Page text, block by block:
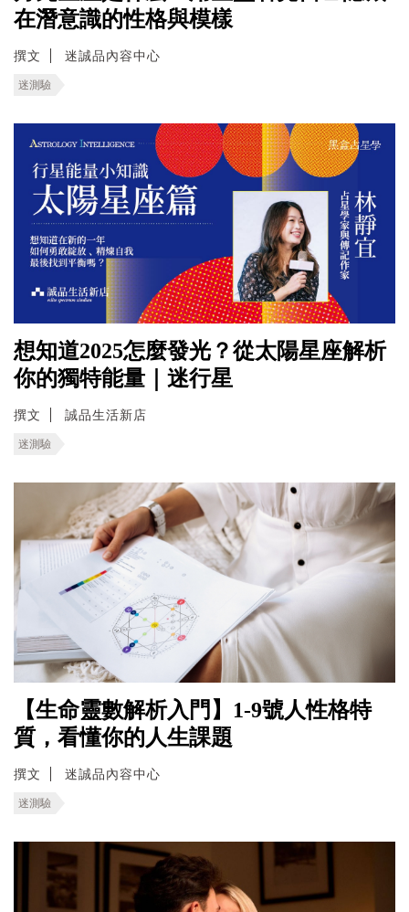
在潛意識的性格與模樣
撰文 迷誠品內容中心
迷測驗
想知道2025怎麼發光？從太陽星座解析
你的獨特能量｜迷行星
撰文 誠品生活新店
迷測驗
【生命靈數解析入門】1-9號人性格特
質，看懂你的人生課題
撰文 迷誠品內容中心
迷測驗